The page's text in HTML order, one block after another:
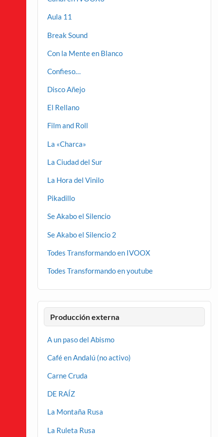
Aula 11
Break Sound
Con la Mente en Blanco
Confieso…
Disco Añejo
El Rellano
Film and Roll
La «Charca»
La Ciudad del Sur
La Hora del Vinilo
Pikadillo
Se Akabo el Silencio
Se Akabo el Silencio 2
Todes Transformando en IVOOX
Todes Transformando en youtube
Producción externa
A un paso del Abismo
Café en Andalú (no activo)
Carne Cruda
DE RAÍZ
La Montaña Rusa
La Ruleta Rusa